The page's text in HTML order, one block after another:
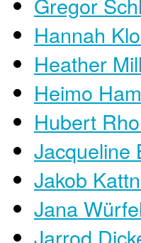
Hannah
Heather
Heimo
Hubert
Jacqueline
Jakob
Jana
Jarrod